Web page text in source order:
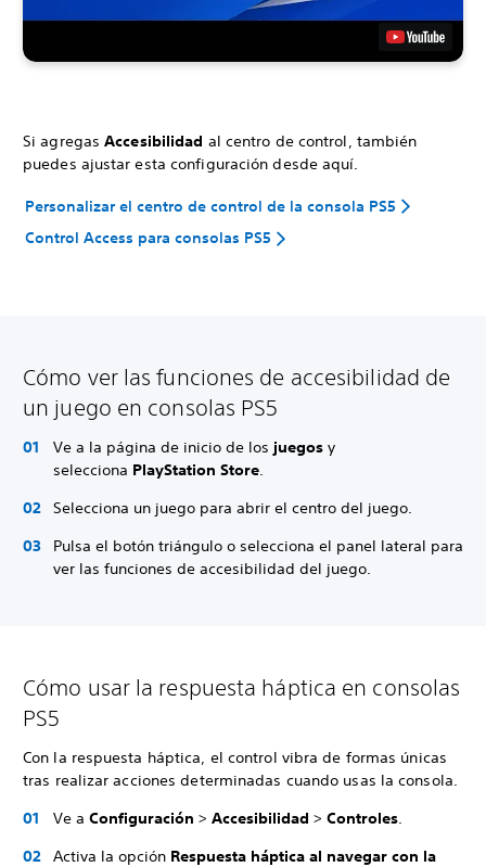
Si agregasAccesibilidad al centro de control, también
puedes ajustar esta configuración desde aquí.
Personalizar el centro de control de la consola PS5
Control Access para consolas PS5
Cómo ver las funciones de accesibilidad de
un juego en consolas PS5
Ve a la página de inicio de los juegos y
selecciona PlayStation Store
Selecciona un juego para abrir el centro del juego.
Pulsa el botón triángulo o selecciona el panel lateral para
ver las funciones de accesibilidad del juego.
Cómo usar la respuesta háptica en consolas
PS5
Con la respuesta háptica, el control vibra de formas únicas
tras realizar acciones determinadas cuando usas la consola.
Ve a Configuración > Accesibilidad > Controles
Activa la opción Respuesta háptica al navegar con la